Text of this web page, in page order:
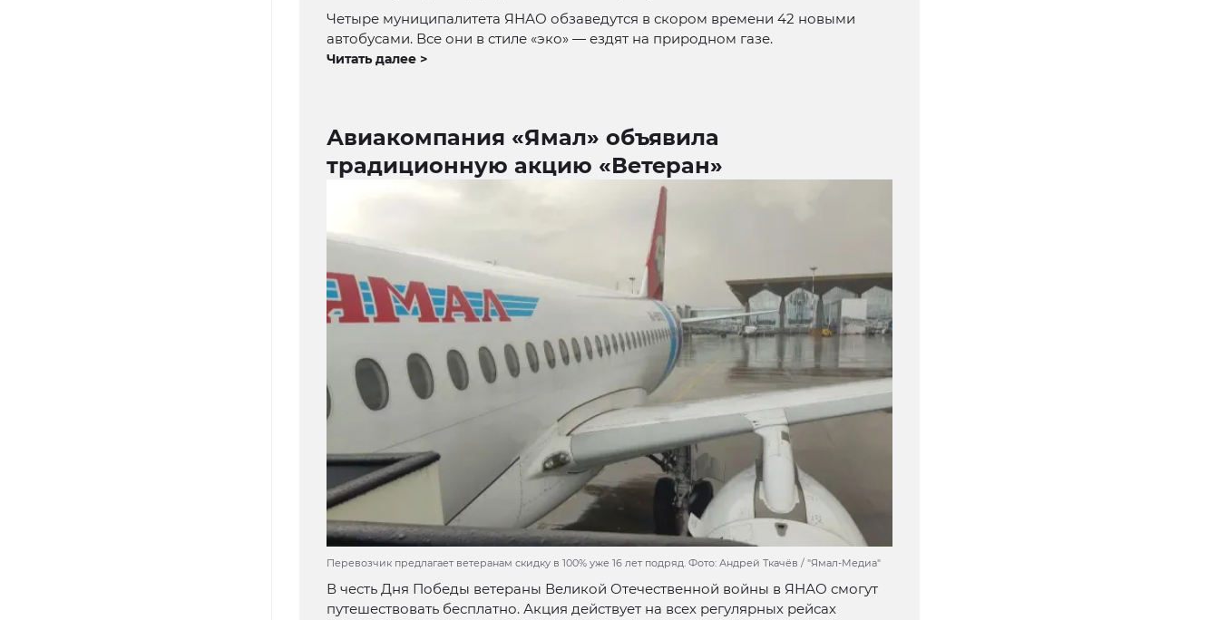
Четыре муниципалитета ЯНАО обзаведутся в скором времени 42 новыми
автобусами. Все они в стиле «эко» — ездят на природном газе.
Читать далее >
Авиакомпания «Ямал» объявила
традиционную акцию «Ветеран»
Перевозчик предлагает ветеранам скидку в 100% уже 16 лет подряд. Фото: Андрей Ткачёв / "Ямал-Медиа"
В честь Дня Победы ветераны Великой Отечественной войны в ЯНАО смогут
путешествовать бесплатно. Акция действует на всех регулярных рейсах